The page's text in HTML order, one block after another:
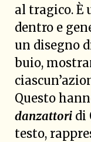
al tragico. È
dentro e
un disegno
buio,
Questo
danzattori di
testo,